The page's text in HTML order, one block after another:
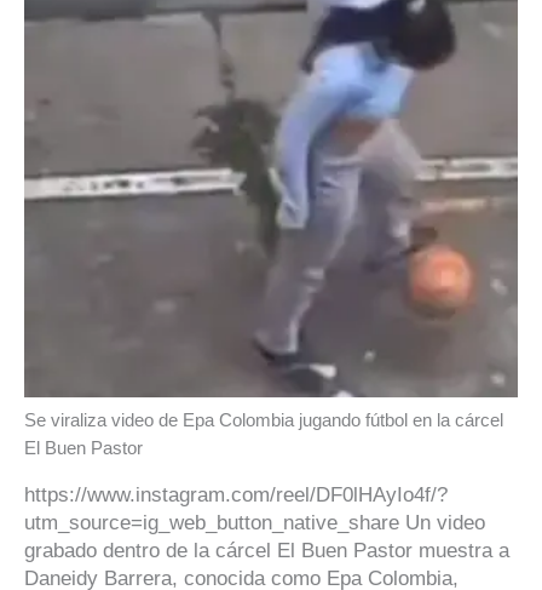
Se viraliza video de Epa Colombia jugando fútbol en la cárcel
El Buen Pastor
https://www.instagram.com/reel/DF0lHAyIo4f/?
utm_source=ig_web_button_native_share Un video
grabado dentro de la cárcel El Buen Pastor muestra a
Daneidy Barrera, conocida como Epa Colombia,